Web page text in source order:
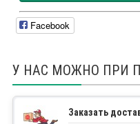
Facebook
У НАС МОЖНО ПРИ
Заказать